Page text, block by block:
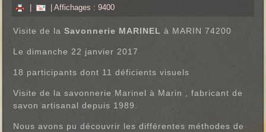
| Affichages : 9400
Visite de laSavonnerie MARINEL à MARIN 74200
Le dimanche 22 janvier 2017
18 participants dont 11 déficients visuels
Visite de la savonnerie Marinel à Marin , fabricant de
savon artisanal depuis 1989.
Nous avons pu découvrir les différentes méthodes de